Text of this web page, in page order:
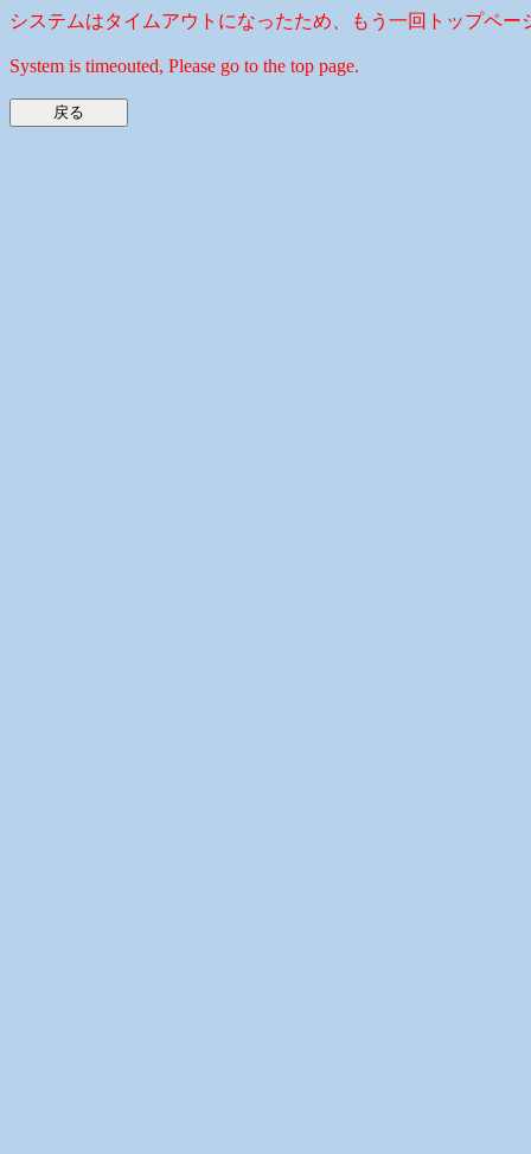
システムはタイムアウトになったため、もう一回トップペー
System is timeouted, Please go to the top page.